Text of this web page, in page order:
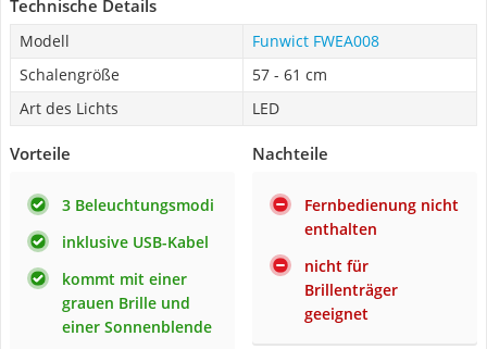
Technische Details
Modell
Funwict FWEA008
Schalengröße
‎57 - 61 cm
Art des Lichts
LED
Vorteile
3 Beleuchtungsmodi
inklusive USB-Kabel
kommt mit einer
grauen Brille und
einer Sonnenblende
Nachteile
Fernbedienung nicht
enthalten
nicht für
Brillenträger
geeignet